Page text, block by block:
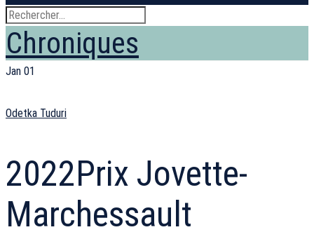
Chroniques
Jan 01
Odetka Tuduri
2022Prix Jovette-
Marchessault